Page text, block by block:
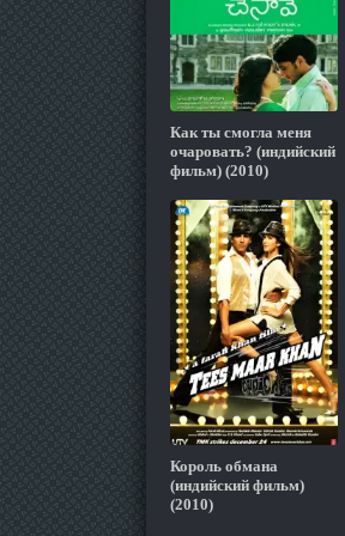
Как ты смогла меня
очаровать? (индийский
фильм) (2010)
Король обмана
(индийский фильм)
(2010)